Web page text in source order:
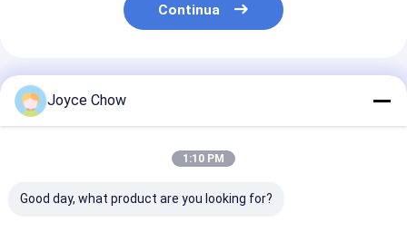
Continua
Prodotti Raccomandati
Joyce Chow
1:10 PM
Good day, what product are you looking for?